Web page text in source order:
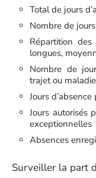
Total de jours
Nombre de
Répartition
longues,
Nombre de
trajet ou
Jours
Jours autorisés
exceptionnelles
Absences
Surveiller la part